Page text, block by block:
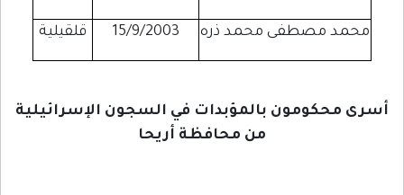
محمد مصطفى محمد ذره 15/9/2003 قلقيلية
أسرى محكومون بالمؤبدات في السجون الإسرائيلية
من محافظة أريحا